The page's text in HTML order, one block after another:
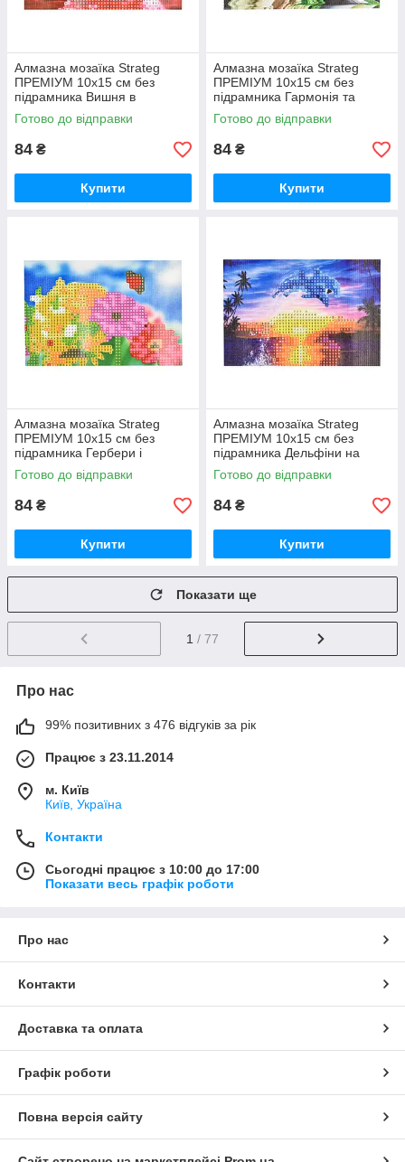
Алмазна мозаїка Strateg
ПРЕМІУМ 10х15 см без
підрамника Вишня в
водяному відображенні
(YAB20791)
Готово до відправки
84 ₴
Купити
Алмазна мозаїка Strateg
ПРЕМІУМ 10х15 см без
підрамника Гармонія та
спокій (YAB28548)
Готово до відправки
84 ₴
Купити
Алмазна мозаїка Strateg
ПРЕМІУМ 10х15 см без
підрамника Гербери і
метелики (YAB14425)
Готово до відправки
84 ₴
Купити
Алмазна мозаїка Strateg
ПРЕМІУМ 10х15 см без
підрамника Дельфіни на
заході сонця (YAB29566)
Готово до відправки
84 ₴
Купити
Показати ще
1 / 77
Про нас
99% позитивних з 476 відгуків за рік
Працює з 23.11.2014
м. Київ
Київ, Україна
Контакти
Сьогодні працює з 10:00 до 17:00
Показати весь графік роботи
Про нас
Контакти
Доставка та оплата
Графік роботи
Повна версія сайту